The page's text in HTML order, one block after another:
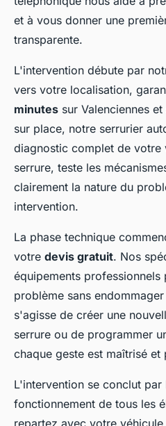
et à vous donner une
transparente.
L'intervention débute par
vers votre localisation,
minutes sur Valenciennes
sur place, notre serrurier
diagnostic complet de votre
serrure, teste les
clairement la nature du
intervention.
La phase technique
votre devis gratuit. Nos
équipements
problème sans
s'agisse de créer une
serrure ou de programmer
chaque geste est maîtrisé et
L'intervention se conclut
fonctionnement de tous les